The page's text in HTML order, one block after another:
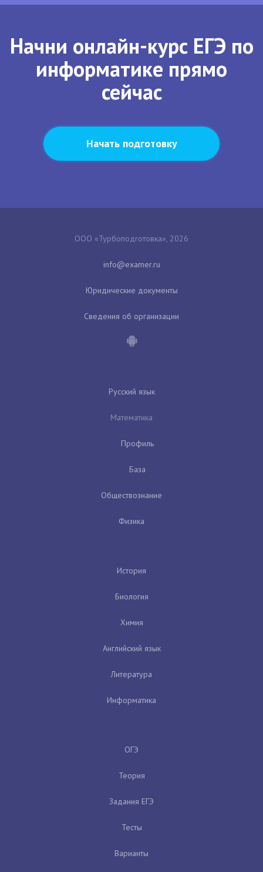
Начни онлайн-курс ЕГЭ по
информатике прямо
сейчас
Начать подготовку
ООО «Турбоподготовка», 2026
Юридические документы
Сведения об организации
Русский язык
Математика
Профиль
База
Обществознание
Физика
История
Биология
Химия
Английский язык
Литература
Информатика
ОГЭ
Теория
Задания ЕГЭ
Тесты
Варианты